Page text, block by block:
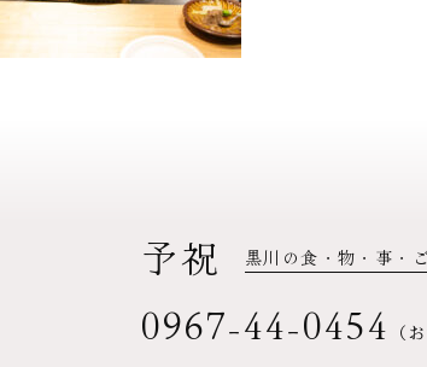
予祝 黒川の食・物・事・
0967-44-0454 （